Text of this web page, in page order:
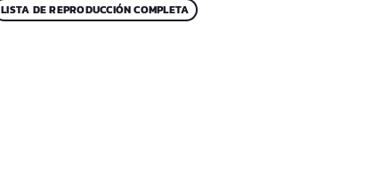
LISTA DE REPRODUCCIÓN COMPLETA